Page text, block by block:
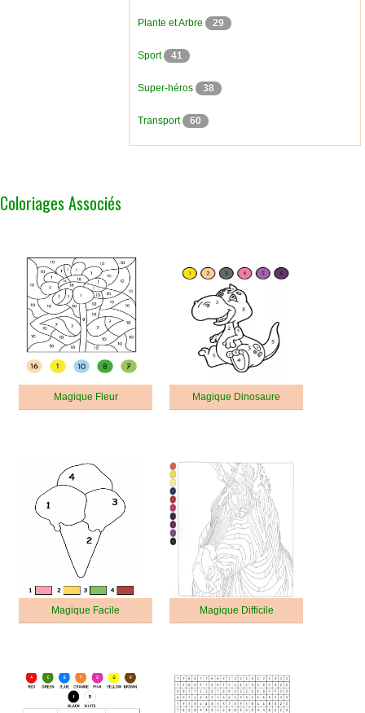
Plante et Arbre 29
Sport 41
Super-héros 38
Transport 60
Coloriages Associés
Magique Fleur Magique Dinosaure
Magique Facile Magique Difficile